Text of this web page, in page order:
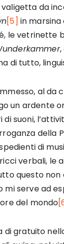
da
[5] in
le vetrinette
di tutto,
al da
un ardente
suoni,
della
di
verbali, le
questo non
mi serve ad
del mondo
di gratuito